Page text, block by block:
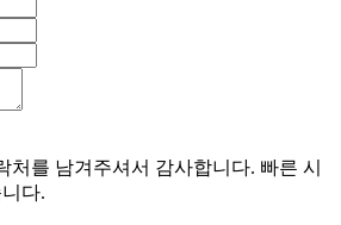
처를 남겨주셔서 감사합니다. 빠른 시
다.